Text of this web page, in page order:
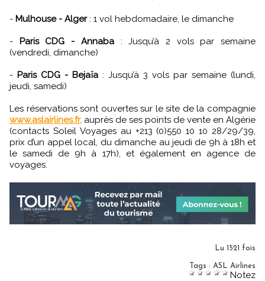
- Mulhouse - Alger: 1 vol hebdomadaire, le dimanche
- Paris CDG - Annaba: Jusqu’à 2 vols par semaine
(vendredi, dimanche)
- Paris CDG - Bejaïa : Jusqu’à 3 vols par semaine (lundi,
jeudi, samedi)
Les réservations sont ouvertes sur le site de la compagnie
www.aslairlines.fr, auprès de ses points de vente en Algérie
(contacts Soleil Voyages au +213 (0)550 10 10 28/29/39,
prix d’un appel local, du dimanche au jeudi de 9h à 18h et
le samedi de 9h à 17h), et également en agence de
voyages.
Lu 1521 fois
Tags : ASL Airlines
Notez